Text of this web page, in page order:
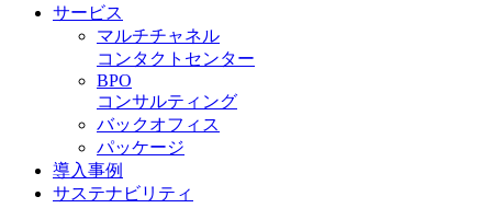
サービス
マルチチャネル
コンタクトセンター
BPO
コンサルティング
バックオフィス
パッケージ
導入事例
サステナビリティ